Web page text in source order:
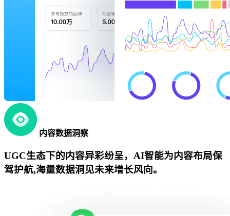
内容数据洞察
UGC生态下的内容异彩纷呈，AI智能为内容布局保
驾护航,海量数据洞见未来增长风向。